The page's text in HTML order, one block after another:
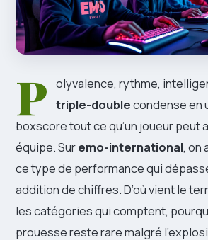
P olyvalence, rythme,
triple-doublecondense en
boxscore tout ce qu’un joueur peut
équipe. Suremo-international, on
ce type de performance qui
addition de chiffres. D’où vient le
les catégories qui comptent,
prouesse reste rare malgré